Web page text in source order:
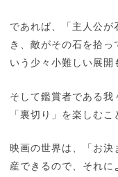
であれば、「主人公
き、敵がその石を拾っ
いう少々小難しい展開
そして鑑賞者である我
「裏切り」を楽しむこ
映画の世界は、「お決
産できるので、それに